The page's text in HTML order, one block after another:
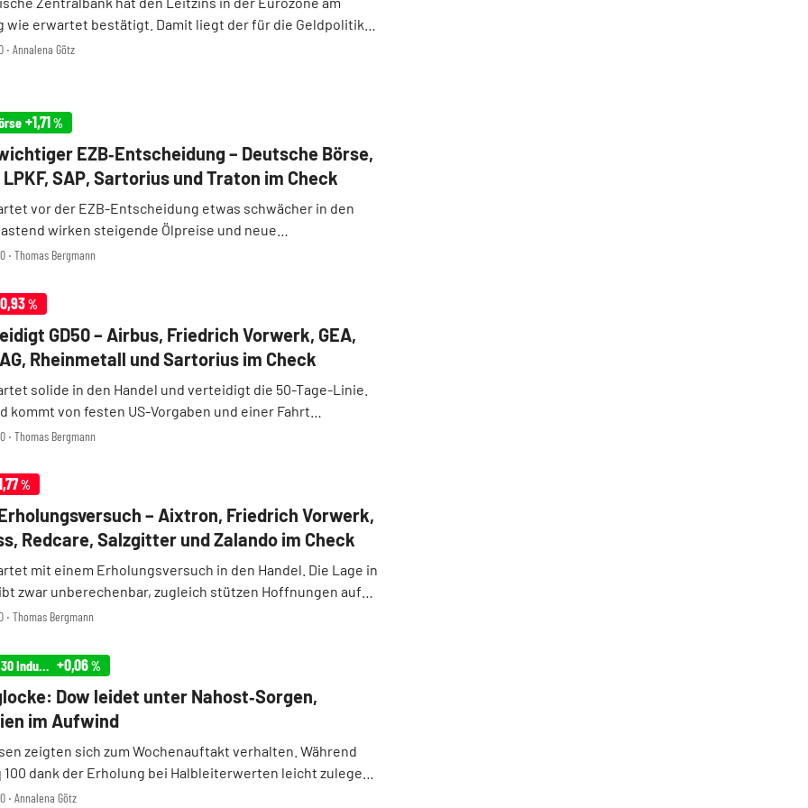
‧ Annalena Götz
wie erwartet bestätigt. Damit liegt der für die Geldpolitik
Einlagensatz weiterhin bei 2,25 Prozent. Von den Märkten
+1,71%
‧ Thomas Bergmann
EZB‑Entscheidung – Deutsche Börse,
SAP, Sartorius und Traton im Check
vor der EZB-Entscheidung etwas schwächer in den
wirken steigende Ölpreise und neue
zusätzlich haben die Zahlen großer US-
...
%
‧ Thomas Bergmann
GD50 – Airbus, Friedrich Vorwerk, GEA,
Rheinmetall und Sartorius im Check
solide in den Handel und verteidigt die 50-Tage-Linie.
kommt von festen US-Vorgaben und einer Fahrt
Berichtssaison. Höhere Ölpreise und die Lage im
%
‧ Thomas Bergmann
– Aixtron, Friedrich Vorwerk,
Redcare, Salzgitter und Zalando im Check
mit einem Erholungsversuch in den Handel. Die Lage in
zwar unberechenbar, zugleich stützen Hoffnungen auf
die Stimmung leicht. Nach zwei
Infront USA 30 Industrial
+0,06%
‧ Annalena Götz
Dow leidet unter Nahost‑Sorgen,
im Aufwind
zeigten sich zum Wochenauftakt verhalten. Während
100 dank der Erholung bei Halbleiterwerten leicht zulegen
die angespannte Lage im Nahen Osten den